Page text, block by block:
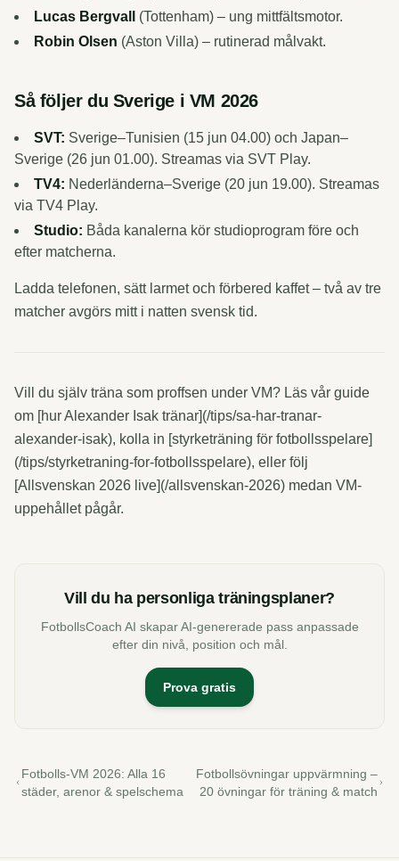
Lucas Bergvall
(Tottenham) – ung mittfältsmotor.
Robin Olsen (Aston Villa) – rutinerad målvakt.
Så följer du Sverige i VM 2026
SVT: Sverige–Tunisien (15 jun 04.00) och Japan–
Sverige (26 jun 01.00). Streamas via SVT Play.
TV4: Nederländerna–Sverige (20 jun 19.00). Streamas
via TV4 Play.
Studio: Båda kanalerna kör studioprogram före och
efter matcherna.
Ladda telefonen, sätt larmet och förbered kaffet – två av tre
matcher avgörs mitt i natten svensk tid.
Vill du själv träna som proffsen under VM? Läs vår guide
om [hur Alexander Isak tränar](/tips/sa-har-tranar-
alexander-isak), kolla in [styrketräning för fotbollsspelare]
(/tips/styrketraning-for-fotbollsspelare), eller följ
[Allsvenskan 2026 live](/allsvenskan-2026) medan VM-
uppehållet pågår.
Vill du ha personliga träningsplaner?
FotbollsCoach AI skapar AI-genererade pass anpassade
efter din nivå, position och mål.
Prova gratis
Fotbolls-VM 2026: Alla 16
städer, arenor & spelschema
Fotbollsövningar uppvärmning –
20 övningar för träning & match